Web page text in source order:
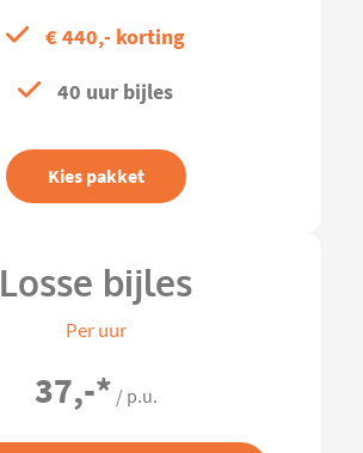
€ 440,- korting
40 uur bijles
Kies pakket
Losse bijles
Per uur
37,-* / p.u.